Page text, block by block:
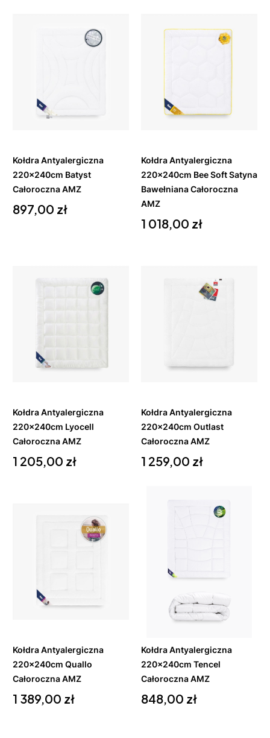
Do
Kołdra Antyalergiczna
220x240cm Batyst
Całoroczna AMZ
Cena
897,00 zł
Do
Kołdra Antyalergiczna
220x240cm Bee Soft Satyna
Bawełniana Całoroczna
AMZ
Cena
1 018,00 zł
Do
Kołdra Antyalergiczna
220x240cm Lyocell
Całoroczna AMZ
Cena
1 205,00 zł
Do
Kołdra Antyalergiczna
220x240cm Outlast
Całoroczna AMZ
Cena
1 259,00 zł
Do
Kołdra Antyalergiczna
220x240cm Quallo
Całoroczna AMZ
Cena
1 389,00 zł
Do
koszyka
Kołdra Antyalergiczna
220x240cm Tencel
Całoroczna AMZ
Cena
848,00 zł